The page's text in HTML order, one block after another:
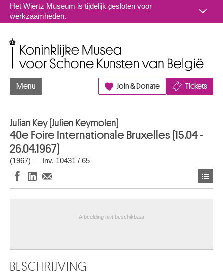
Naar inhoud
Het Wiertz Museum is tijdelijk gesloten voor
werkzaamheden.
Menu Join & Donate Tickets
Julian Key (Julien Keymolen)
40e Foire Internationale Bruxelles (15.04 -
26.04.1967)
(1967) — Inv. 10431 / 65
Afbeelding niet beschikbaar
BESCHRIJVING